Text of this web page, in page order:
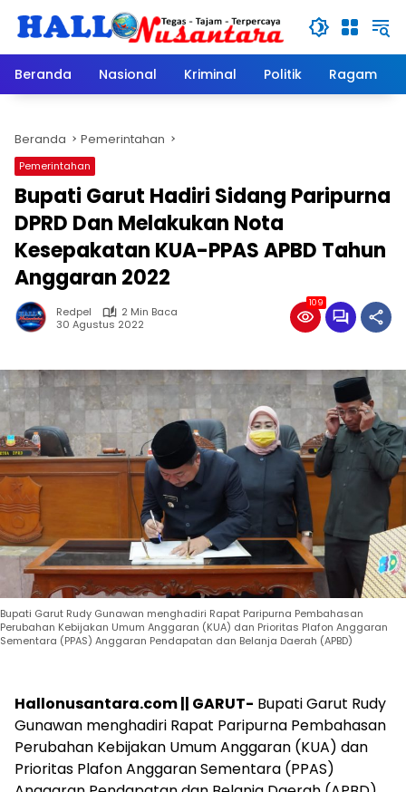
Beranda
Nasional Kriminal Politik Ragam
Beranda Pemerintahan
Pemerintahan
Bupati Garut Hadiri Sidang Paripurna
DPRD Dan Melakukan Nota
Kesepakatan KUA-PPAS APBD Tahun
Anggaran 2022
Redpel
2 Min Baca
30 Agustus 2022
109
Bupati Garut Rudy Gunawan menghadiri Rapat Paripurna Pembahasan
Perubahan Kebijakan Umum Anggaran (KUA) dan Prioritas Plafon Anggaran
Sementara (PPAS) Anggaran Pendapatan dan Belanja Daerah (APBD)
Hallonusantara.com || GARUT- Bupati Garut Rudy
Gunawan menghadiri Rapat Paripurna Pembahasan
Perubahan Kebijakan Umum Anggaran (KUA) dan
Prioritas Plafon Anggaran Sementara (PPAS)